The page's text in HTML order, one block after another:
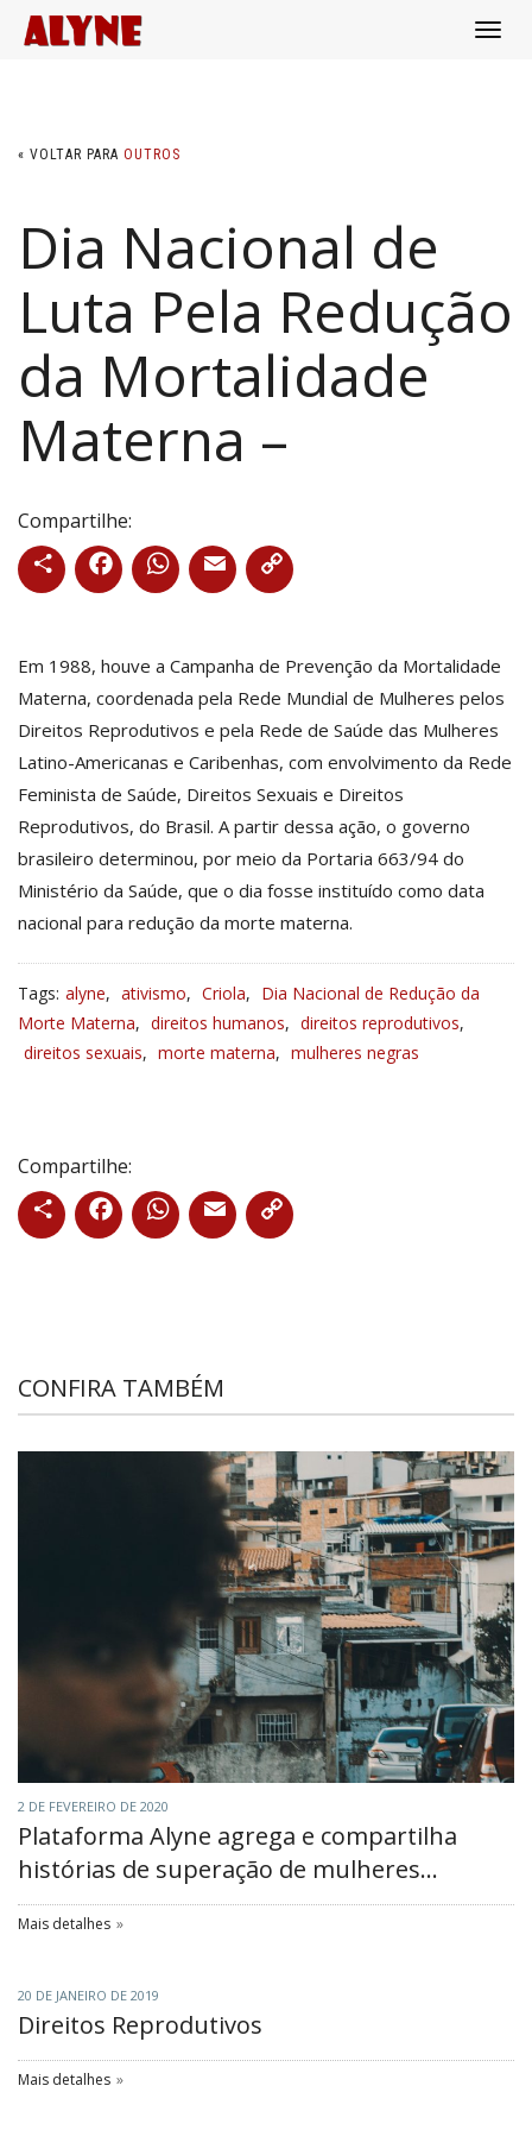
Alternar
« VOLTAR PARA OUTROS
Dia Nacional de
Luta Pela Redução
da Mortalidade
Materna –
Compartilhe:
Share
Facebook
WhatsApp
Email
Copy
Link
Em 1988, houve a Campanha de Prevenção da Mortalidade
Materna, coordenada pela Rede Mundial de Mulheres pelos
Direitos Reprodutivos e pela Rede de Saúde das Mulheres
Latino-Americanas e Caribenhas, com envolvimento da Rede
Feminista de Saúde, Direitos Sexuais e Direitos
Reprodutivos, do Brasil. A partir dessa ação, o governo
brasileiro determinou, por meio da Portaria 663/94 do
Ministério da Saúde, que o dia fosse instituído como data
nacional para redução da morte materna.
Tags: alyne, ativismo, Criola, Dia Nacional de Redução da
Morte Materna, direitos humanos, direitos reprodutivos,
direitos sexuais, morte materna, mulheres negras
Compartilhe:
Share
Facebook
WhatsApp
Email
Copy
Link
CONFIRA TAMBÉM
2 DE FEVEREIRO DE 2020
Plataforma Alyne agrega e compartilha
histórias de superação de mulheres...
Mais detalhes
20 DE JANEIRO DE 2019
Direitos Reprodutivos
Mais detalhes